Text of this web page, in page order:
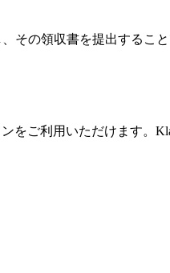
その領収書を提出するこ
をご利用いただけます。